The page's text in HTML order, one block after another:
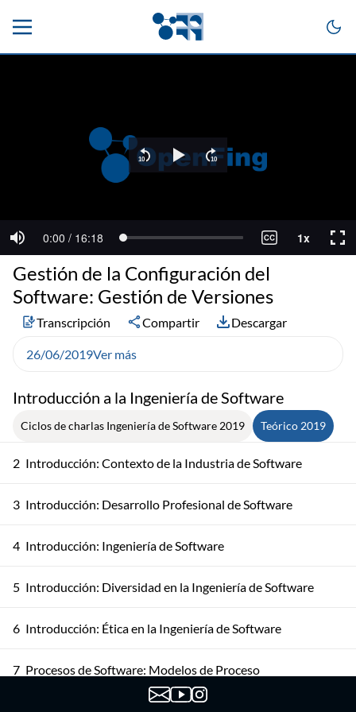
Introducción a la Ingeniería de Software
Ciclos de charlas Ingeniería de Software 2019 Teórico 2019
2 Introducción: Contexto de la Industria de Software
3 Introducción: Desarrollo Profesional de Software
4 Introducción: Ingeniería de Software
5 Introducción: Diversidad en la Ingeniería de Software
6 Introducción: Ética en la Ingeniería de Software
7 Procesos de Software: Modelos de Proceso
Gestión de la Configuración del
Software: Gestión de Versiones
Transcripción Compartir Descargar
26/06/2019Ver más